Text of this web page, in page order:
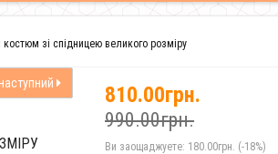
костюм зі спідницею великого розміру
810.00грн.
990.00грн.
Ви заощаджуете: 180.00грн. (-18%)